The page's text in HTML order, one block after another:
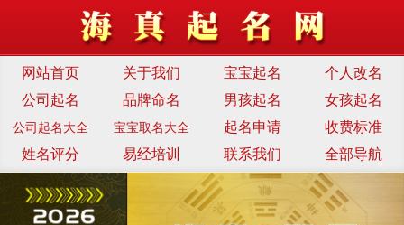
网站首页 关于我们 宝宝起名
个人改名
公司起名
品牌命名 男孩起名 女孩起名
公司起名大全 宝宝取名大全 起名申请
收费标准
姓名评分
易经培训 联系我们 全部导航